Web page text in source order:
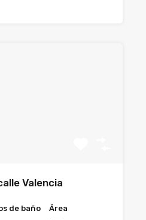
Valencia
de baño Área